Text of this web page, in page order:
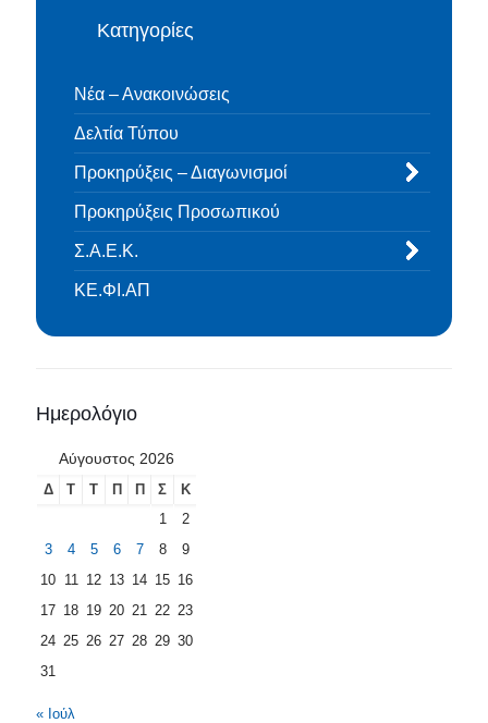
Κατηγορίες
Νέα – Ανακοινώσεις
Δελτία Τύπου
Προκηρύξεις – Διαγωνισμοί
Προκηρύξεις Προσωπικού
Σ.Α.Ε.Κ.
ΚΕ.ΦΙ.ΑΠ
Ημερολόγιο
Αύγουστος 2026
Δ Τ Τ Π Π Σ
Κ
1
2
3
4 5 6 7 8
9
10 11 12 13 14 15 16
17 18 19 20 21 22 23
24 25 26 27 28 29 30
31
« Ιούλ